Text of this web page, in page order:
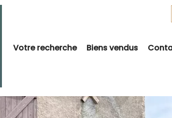
Votre recherche Biens vendus